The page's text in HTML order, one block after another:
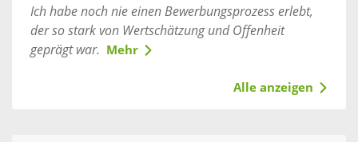
Ich habe noch nie einen Bewerbungsprozess erlebt,
der so stark von Wertschätzung und Offenheit
geprägt war. Mehr
Alle anzeigen